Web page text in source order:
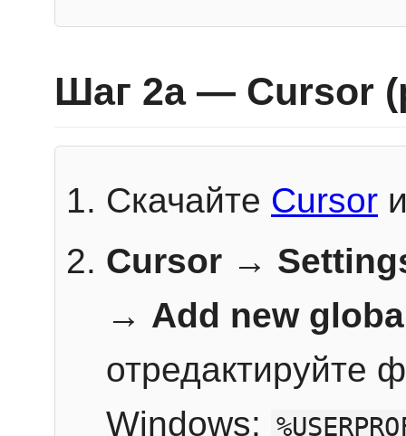
Шаг 2a — Cursor
Скачайте Cursor
Cursor →
→ Add new
отредактируйте
Windows: